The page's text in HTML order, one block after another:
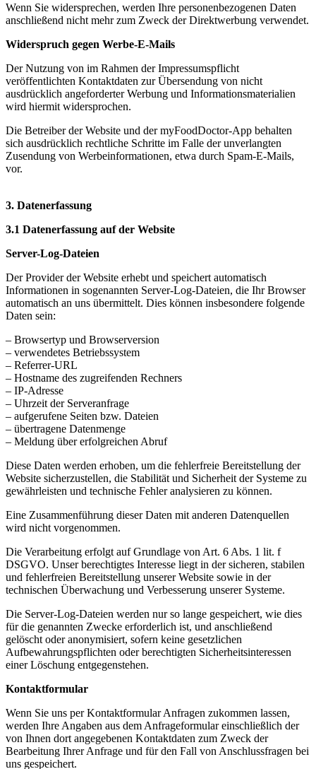
Wenn Sie widersprechen, werden Ihre personenbezogenen Daten
anschließend nicht mehr zum Zweck der Direktwerbung verwendet.
Widerspruch gegen Werbe-E-Mails
Der Nutzung von im Rahmen der Impressumspflicht
veröffentlichten Kontaktdaten zur Übersendung von nicht
ausdrücklich angeforderter Werbung und Informationsmaterialien
wird hiermit widersprochen.
Die Betreiber der Website und der myFoodDoctor-App behalten
sich ausdrücklich rechtliche Schritte im Falle der unverlangten
Zusendung von Werbeinformationen, etwa durch Spam-E-Mails,
vor.
3. Datenerfassung
3.1 Datenerfassung auf der Website
Server-Log-Dateien
Der Provider der Website erhebt und speichert automatisch
Informationen in sogenannten Server-Log-Dateien, die Ihr Browser
automatisch an uns übermittelt. Dies können insbesondere folgende
Daten sein:
– Browsertyp und Browserversion
– verwendetes Betriebssystem
– Referrer-URL
– Hostname des zugreifenden Rechners
– IP-Adresse
– Uhrzeit der Serveranfrage
– aufgerufene Seiten bzw. Dateien
– übertragene Datenmenge
– Meldung über erfolgreichen Abruf
Diese Daten werden erhoben, um die fehlerfreie Bereitstellung der
Website sicherzustellen, die Stabilität und Sicherheit der Systeme zu
gewährleisten und technische Fehler analysieren zu können.
Eine Zusammenführung dieser Daten mit anderen Datenquellen
wird nicht vorgenommen.
Die Verarbeitung erfolgt auf Grundlage von Art. 6 Abs. 1 lit. f
DSGVO. Unser berechtigtes Interesse liegt in der sicheren, stabilen
und fehlerfreien Bereitstellung unserer Website sowie in der
technischen Überwachung und Verbesserung unserer Systeme.
Die Server-Log-Dateien werden nur so lange gespeichert, wie dies
für die genannten Zwecke erforderlich ist, und anschließend
gelöscht oder anonymisiert, sofern keine gesetzlichen
Aufbewahrungspflichten oder berechtigten Sicherheitsinteressen
einer Löschung entgegenstehen.
Kontaktformular
Wenn Sie uns per Kontaktformular Anfragen zukommen lassen,
werden Ihre Angaben aus dem Anfrageformular einschließlich der
von Ihnen dort angegebenen Kontaktdaten zum Zweck der
Bearbeitung Ihrer Anfrage und für den Fall von Anschlussfragen bei
uns gespeichert.